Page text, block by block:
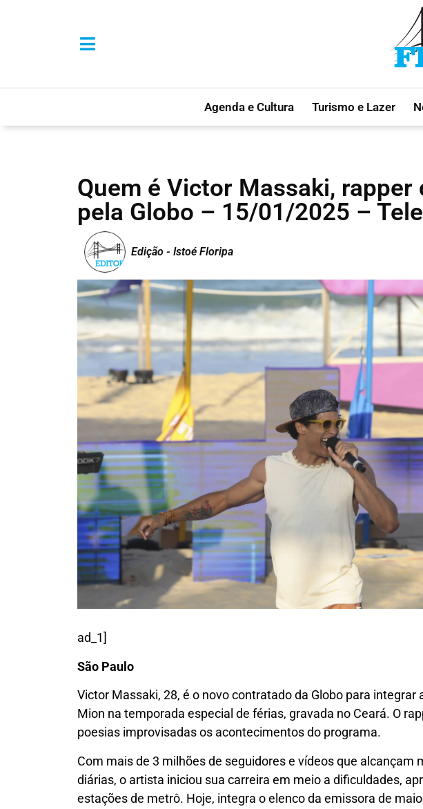
Agenda e Cultura Turismo e Lazer
Quem é Victor Massaki, rapper
pela Globo – 15/01/2025 –
Edição - Istoé Floripa
ad_1]
São Paulo
Victor Massaki, 28, é o novo contratado da Globo para integrar
Mion na temporada especial de férias, gravada no Ceará. O
poesias improvisadas os acontecimentos do programa.
Com mais de 3 milhões de seguidores e vídeos que alcançam
diárias, o artista iniciou sua carreira em meio a dificuldades,
estações de metrô. Hoje, integra o elenco da emissora de